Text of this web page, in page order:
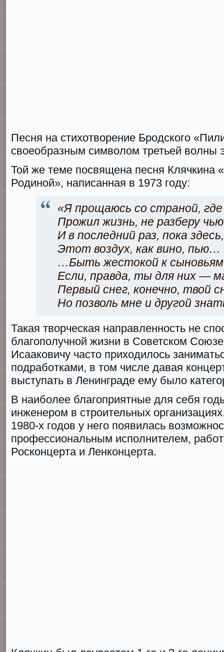
Песня на стихотворение Бродского
своеобразным символом третьей волны
Той же теме посвящена песня Клячкина
Родиной», написанная в 1973 году:
«Я прощаюсь со страной, где
Прожил жизнь, не разберу
И в последний раз, пока здесь,
Этот воздух, как вино, пью…
…Быть жестокой к
Если, правда, ты для них —
Первый снег, конечно, твой
Но позволь мне и другой
Такая творческая направленность не
благополучной жизни в Советском
Исааковичу часто приходилось
подработками, в том числе давая
выступать в Ленинграде ему было
В наиболее благоприятные для себя
инженером в строительных
1980-х годов у него появилась
профессиональным исполнителем,
Росконцерта и Ленконцерта.